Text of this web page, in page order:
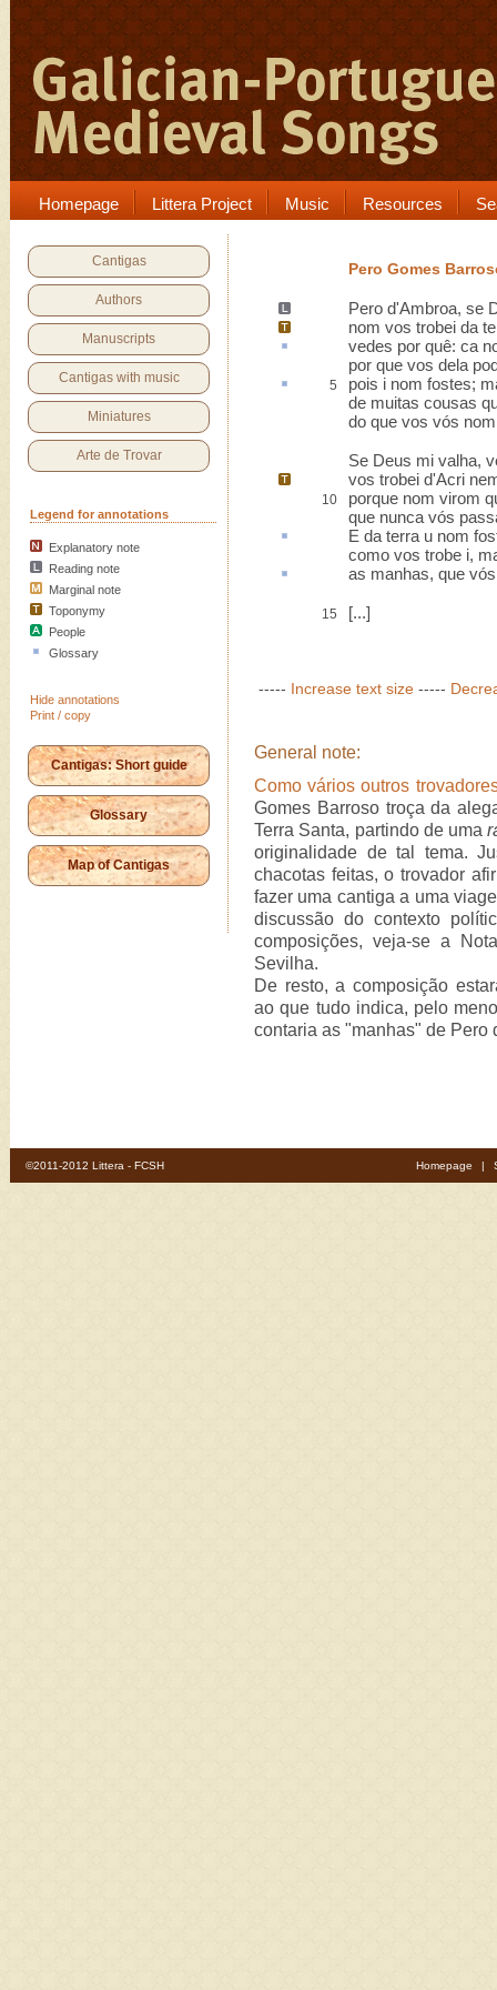
Homepage Littera Project Music Resources
Cantigas
Authors
Manuscripts
Cantigas with music
Miniatures
Arte de Trovar
Legend for annotations
Explanatory note
Reading note
Marginal note
Toponymy
People
Glossary
Hide annotations
Print / copy
Cantigas: Short guide
Glossary
Map of Cantigas
Pero Gomes
Pero d'Ambroa, se
nom vos trobei da
vedes por quê: ca
por que vos dela
5 pois i nom fostes;
de muitas cousas
do que vos vós
Se Deus mi valha,
vos trobei d'Acri
10
porque nom virom
que nunca vós
E da terra u nom
como vos trobe i,
as manhas, que
15 [...]
----- Increase text size -----
General note:
Como vários outros
Gomes Barroso troça da
Terra Santa, partindo de uma
originalidade de tal tema.
chacotas feitas, o trovador
fazer uma cantiga a uma
discussão do contexto
composições, veja-se a
Sevilha.
De resto, a composição
ao que tudo indica, pelo
contaria as "manhas" de Pero
©2011-2012 Littera - FCSH Homepage |